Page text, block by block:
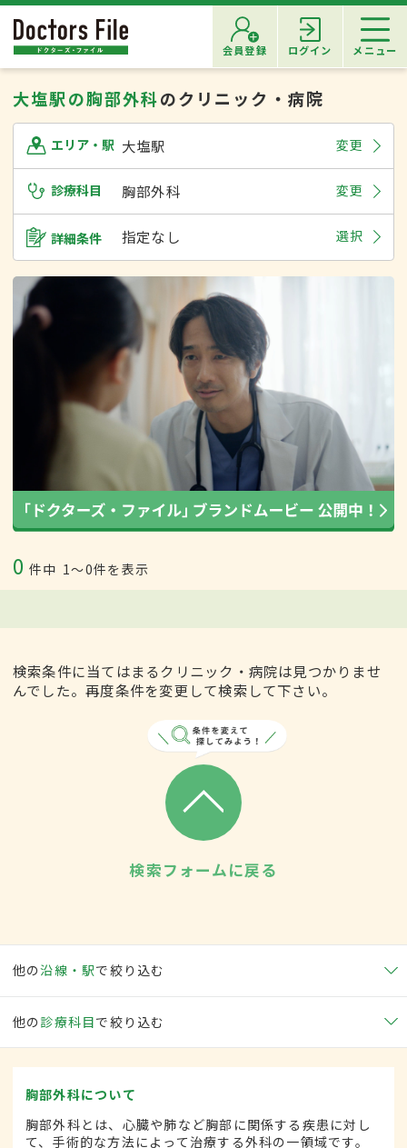
会員登録 ログイン メニュー
大塩駅の胸部外科のクリニック・病院
エリア・駅 大塩駅 変更
診療科目 胸部外科 変更
詳細条件 指定なし 選択
0 件中 1〜0件を表示
検索条件に当てはまるクリニック・病院は見つかりませ
んでした。再度条件を変更して検索して下さい。
検索フォームに戻る
他の沿線・駅で絞り込む
他の 診療科目で絞り込む
胸部外科について
胸部外科とは、心臓や肺など胸部に関係する疾患に対し
て、手術的な方法によって治療する外科の一領域です。